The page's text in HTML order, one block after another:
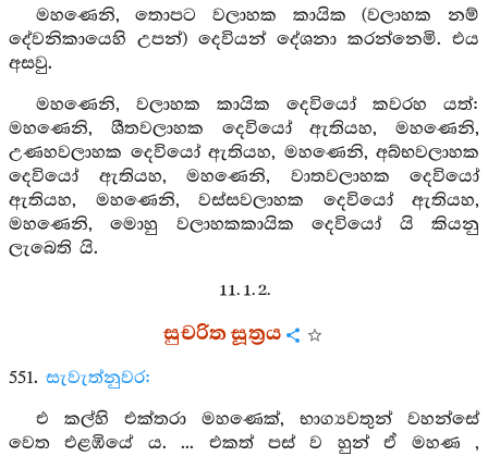
මහණෙනි, තොපට වලාහක කායික (වලාහක නම්
දේවනිකායෙහි උපන්) දෙවියන් දේශනා කරන්නෙමි. එය
අසවු.
මහණෙනි, වලාහක කායික දෙවියෝ කවරහ යත්:
මහණෙනි, ශීතවලාහක දෙවියෝ ඇතියහ, මහණෙනි,
උණහවලාහක දෙවියෝ ඇතියහ, මහණෙනි, අබ්භවලාහක
දෙවියෝ ඇතියහ, මහණෙනි, වාතවලාහක දෙවියෝ
ඇතියහ, මහණෙනි, වස්සවලාහක දෙවියෝ ඇතියහ,
මහණෙනි, මොහු වලාහකකායික දෙවියෝ යි කියනු
ලැබෙති යි.
11. 1. 2.
සුචරිත සූත්‍රය
551. සැවැත්නුවර:
එ කල්හි එක්තරා මහණෙක්, භාග්‍යවතුන් වහන්සේ
වෙත එළඹියේ ය. ... එකත් පස් ව හුන් ඒ මහණ ,